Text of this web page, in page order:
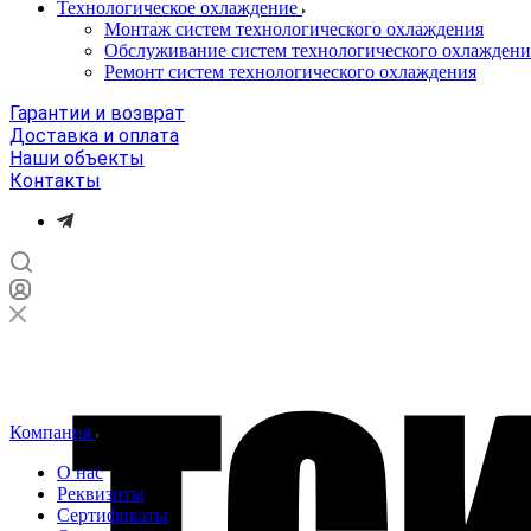
Технологическое охлаждение
Монтаж систем технологического охлаждения
Обслуживание систем технологического
Ремонт систем технологического охлаждения
Гарантии и возврат
Доставка и оплата
Наши объекты
Контакты
Компания
О нас
Реквизиты
Сертификаты